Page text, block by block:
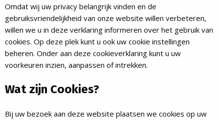
Omdat wij uw privacy belangrijk vinden en de
gebruiksvriendelijkheid van onze website willen verbeteren,
willen we u in deze verklaring informeren over het gebruik van
cookies. Op deze plek kunt u ook uw cookie instellingen
beheren. Onder aan deze cookieverklaring kunt u uw
voorkeuren inzien, aanpassen of intrekken.
Wat zijn Cookies?
Bij uw bezoek aan deze website plaatsen we cookies op uw